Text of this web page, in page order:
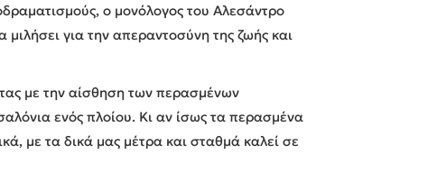
ο μονόλογος του Αλεσάντρο
για την απεραντοσύνη της ζωής και
με την αίσθηση των περασμένων
ενός πλοίου. Κι αν ίσως τα περασμένα
με τα δικά μας μέτρα και σταθμά καλεί σε